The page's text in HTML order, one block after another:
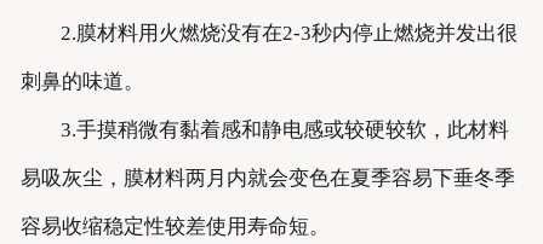
2.膜材料用火燃烧没有在2-3秒内停止燃烧并发出很
刺鼻的味道。
3.手摸稍微有黏着感和静电感或较硬较软，此材料
易吸灰尘，膜材料两月内就会变色在夏季容易下垂冬季
容易收缩稳定性较差使用寿命短。